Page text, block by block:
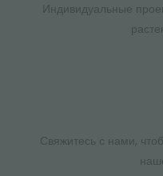
Индивидуальные
Свяжитесь с нами,